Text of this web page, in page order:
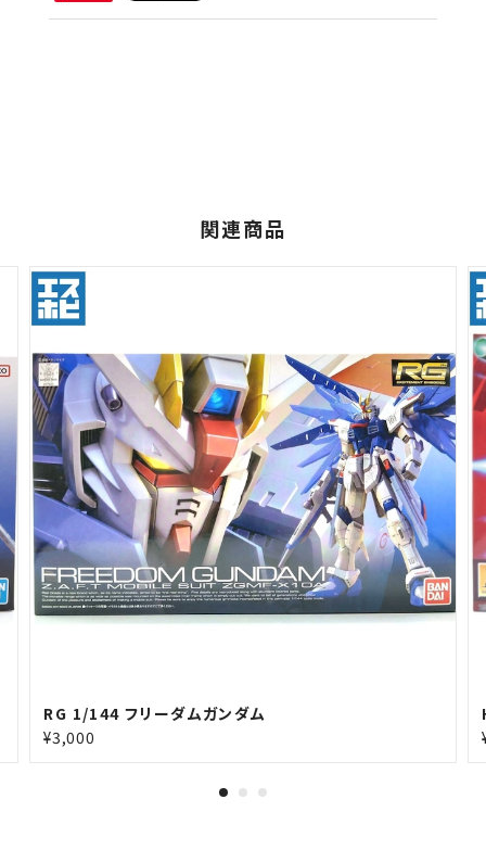
関連商品
RG 1/144 フリーダムガンダム
¥3,000